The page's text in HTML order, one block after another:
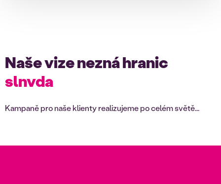
Naše vize nezná hranic
slovenia
Kampaně pro naše klienty realizujeme po celém světě...